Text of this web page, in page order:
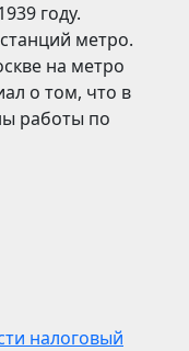
году.
метро.
на метро
о том, что в
работы по
налоговый